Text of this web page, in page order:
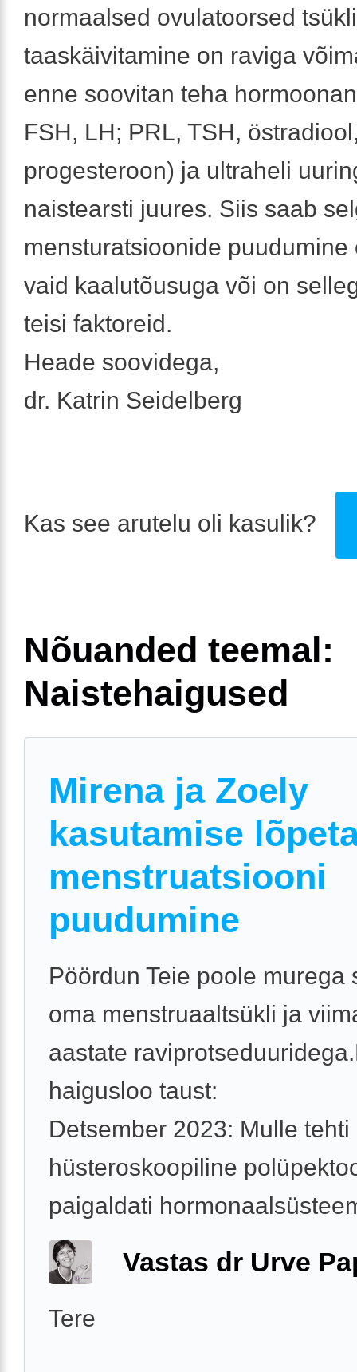
normaalsed ovulatoorsed
taaskäivitamine on raviga
enne soovitan teha
FSH, LH; PRL, TSH,
progesteroon) ja ultraheli
naistearsti juures. Siis saab
mensturatsioonide puudumine
vaid kaalutõusuga või on
teisi faktoreid.
Heade soovidega,
dr. Katrin Seidelberg
Kas see arutelu oli kasulik?
Nõuanded teemal:
Naistehaigused
Mirena ja Zoely
kasutamise
menstruatsiooni
puudumine
Pöördun Teie poole murega
oma menstruaaltsükli ja
aastate
haigusloo taust:
Detsember 2023: Mulle tehti
hüsteroskoopiline
paigaldati
Vastas dr Urve
Tere